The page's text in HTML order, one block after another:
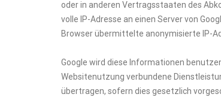
oder in anderen Vertragsstaaten des
volle IP-Adresse an einen Server von
Browser übermittelte anonymisierte IP-
Google wird diese Informationen
Websitenutzung verbundene
übertragen, sofern dies gesetzlich